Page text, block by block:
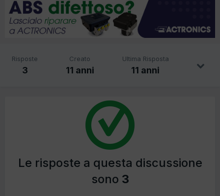
Risposte
3
Creato
11 anni
Ultima Risposta
11 anni
Le risposte a questa discussione
sono 3